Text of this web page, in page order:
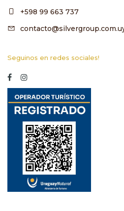
+598 99 663 737
Seguinos en redes sociales!